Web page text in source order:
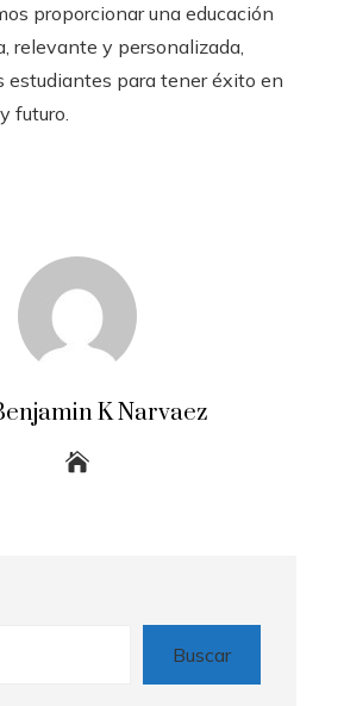
proporcionar una educación
relevante y personalizada,
estudiantes para tener éxito en
futuro.
K Narvaez
Buscar